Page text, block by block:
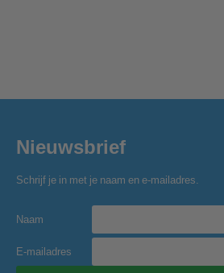
Nieuwsbrief
Schrijf je in met je naam en e-mailadres.
Naam
E-mailadres